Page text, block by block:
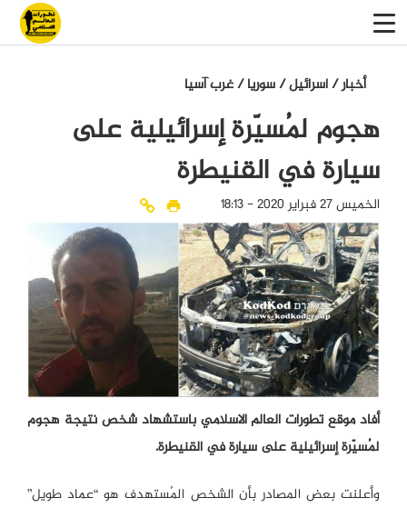
أخبار/اسرائيل/سوريا/غرب آسيا
هجوم لمُسيّرة إسرائيلية على
سيارة في القنيطرة
الخميس 27 فبراير 2020 - 18:13
أفاد موقع تطورات العالم الاسلامي باستشهاد شخص نتيجة هجوم
لمُسيّرة إسرائيلية على سيارة في القنيطرة.
وأعلنت بعض المصادر بأن الشخص المُستهدف هو “عماد طويل”